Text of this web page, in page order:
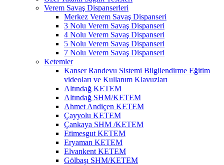
Verem Savaş Dispanserleri
Merkez Verem Savaş Dispanseri
3 Nolu Verem Savaş Dispanseri
4 Nolu Verem Savaş Dispanseri
5 Nolu Verem Savaş Dispanseri
7 Nolu Verem Savaş Dispanseri
Ketemler
Kanser Randevu Sistemi Bilgilendirme Eğitim
videoları ve Kullanım Klavuzları
Altındağ KETEM
Altındağ SHM/KETEM
Ahmet Andiçen KETEM
Çayyolu KETEM
Çankaya SHM /KETEM
Etimesgut KETEM
Eryaman KETEM
Elvankent KETEM
Gölbaşı SHM/KETEM